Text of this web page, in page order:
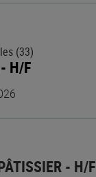
(33)
H/F
- H/F